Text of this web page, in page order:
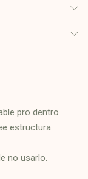
pro dentro
estructura
no usarlo.